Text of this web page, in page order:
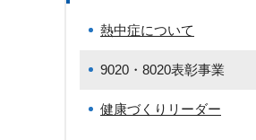
熱中症について
9020・8020表彰事業
健康づくりリーダー